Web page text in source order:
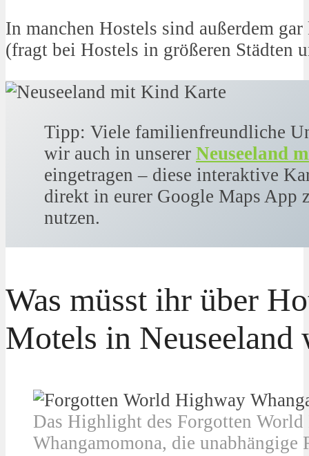
In manchen Hostels sind außerdem
(fragt bei Hostels in größeren Städten
Tipp: Viele familienfreundliche
wir auch in unserer Neuseeland
eingetragen – diese interaktive
direkt in eurer Google Maps App
nutzen.
Was müsst ihr über
Motels in Neuseeland
Das Highlight des Forgotten
Whangamomona, die unabhängige